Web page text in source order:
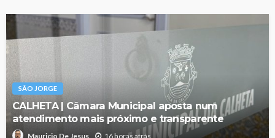
SÃO JORGE
CALHETA | Câmara Municipal aposta num
atendimento mais próximo e transparente
Mauricio De Jesus 16 horas atrás